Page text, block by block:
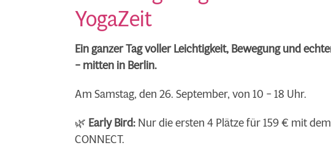
YogaZeit
Ein ganzer Tag voller Leichtigkeit, Bewegung und
– mitten in Berlin.
Am Samstag, den 26. September, von 10 – 18 Uhr.
🌿 Early Bird:Nur die ersten 4 Plätze für 159 € mit
CONNECT.